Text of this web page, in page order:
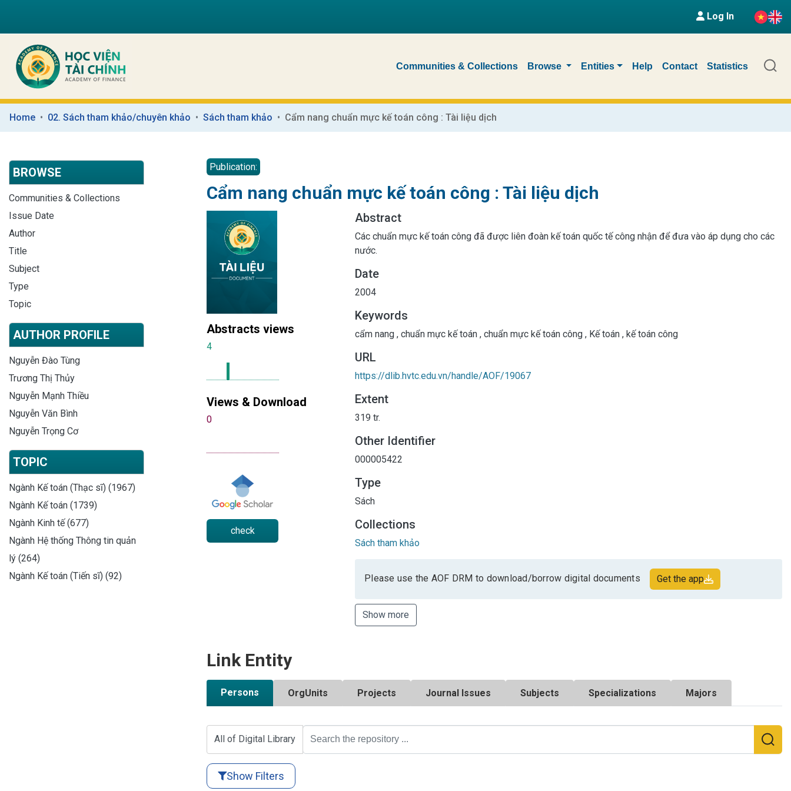
Log In
Communities & Collections Browse Entities Help Contact Statistics
Home 02. Sách tham khảo/chuyên khảo Sách tham khảo Cẩm nang chuẩn mực kế toán công : Tài liệu dịch
BROWSE
Communities & Collections
Issue Date
Author
Title
Subject
Type
Topic
AUTHOR PROFILE
Nguyễn Đào Tùng
Trương Thị Thủy
Nguyễn Mạnh Thiều
Nguyễn Văn Bình
Nguyễn Trọng Cơ
TOPIC
Ngành Kế toán (Thạc sĩ) (1967)
Ngành Kế toán (1739)
Ngành Kinh tế (677)
Ngành Hệ thống Thông tin quản
lý (264)
Ngành Kế toán (Tiến sĩ) (92)
Publication:
Cẩm nang chuẩn mực kế toán công : Tài liệu dịch
Abstracts views
4
Views & Download
0
check
Abstract
Các chuẩn mực kế toán công đã được liên đoàn kế toán quốc tế công nhận để đưa vào áp dụng cho các
nước.
Date
2004
Keywords
cẩm nang , chuẩn mực kế toán , chuẩn mực kế toán công , Kế toán , kế toán công
URL
https://dlib.hvtc.edu.vn/handle/AOF/19067
Extent
319 tr.
Other Identifier
000005422
Type
Sách
Collections
Sách tham khảo
Please use the AOF DRM to download/borrow digital documents Get the app
Show more
Link Entity
Persons OrgUnits Projects Journal Issues Subjects Specializations Majors
All of Digital Library
Show Filters